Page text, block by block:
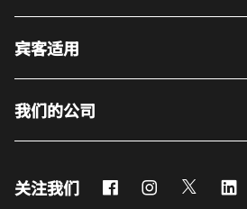
宾客适用
我们的公司
关注我们 FacebookInstagram
Twitter